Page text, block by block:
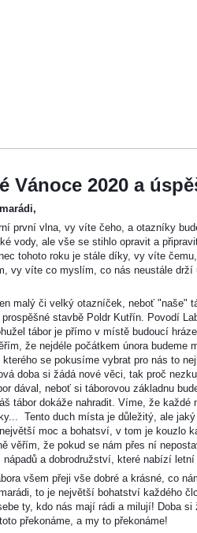
Vánoce 2020 a
první vlna, vy víte čeho, a otazníky
vody, ale vše se stihlo opravit a
tohoto roku je stále díky, vy víte
vy víte co myslím, co nás neustále
malý či velký otazníček, neboť "naše"
prospěšné stavbě Poldr Kutřín. Povodí
tábor je přímo v místě budoucí
že nejdéle počátkem února
se pokusíme vybrat pro nás to
doba si žádá nové věci, tak proč
dával, neboť si táborovou základnu
tábor dokáže nahradit. Víme, že
Tento duch místa je důležitý, ale
moc a bohatsví, v tom je kouzlo
věřím, že pokud se nám přes ní
a dobrodružství, které nabízí letní
všem přeji vše dobré a krásné, co
to je největší bohatství každého
ty, kdo nás mají rádi a milují! Doba
překonáme, a my to překonáme!